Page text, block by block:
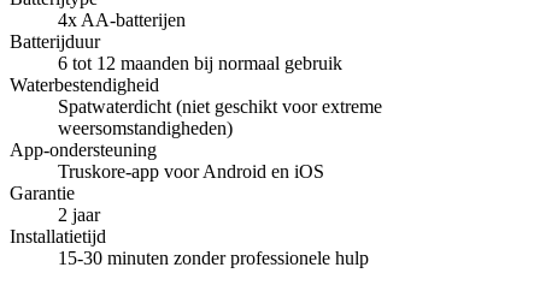
4x AA-batterijen
Batterijduur
6 tot 12 maanden bij normaal gebruik
Waterbestendigheid
Spatwaterdicht (niet geschikt voor extreme
weersomstandigheden)
App-ondersteuning
Truskore-app voor Android en iOS
Garantie
2 jaar
Installatietijd
15-30 minuten zonder professionele hulp